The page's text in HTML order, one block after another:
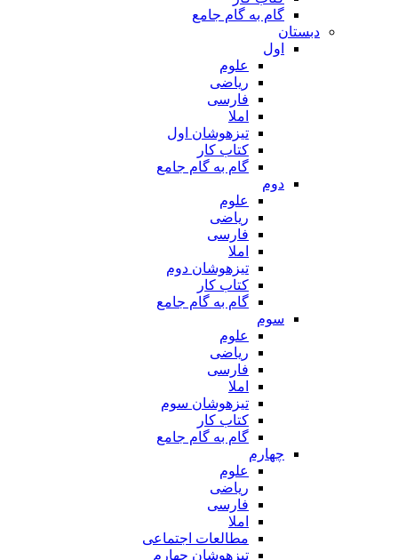
گام به گام جامع
دبستان
اول
علوم
ریاضی
فارسی
املا
تیزهوشان اول
کتاب کار
گام به گام جامع
دوم
علوم
ریاضی
فارسی
املا
تیزهوشان دوم
کتاب کار
گام به گام جامع
سوم
علوم
ریاضی
فارسی
املا
تیزهوشان سوم
کتاب کار
گام به گام جامع
چهارم
علوم
ریاضی
فارسی
املا
مطالعات اجتماعی
تیزهوشان چهارم